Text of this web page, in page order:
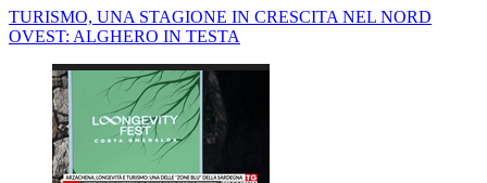
TURISMO, UNA STAGIONE IN CRESCITA NEL NORD
OVEST: ALGHERO IN TESTA